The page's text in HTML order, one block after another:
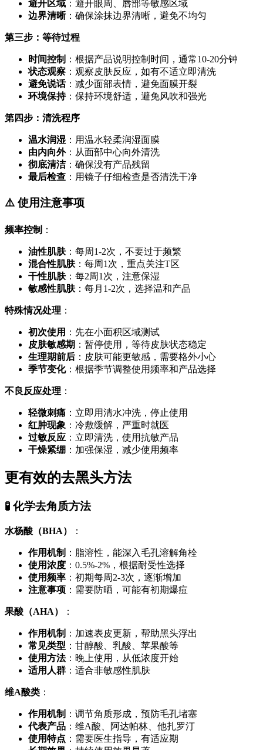
避开区域 ：避开眼周、唇部等敏感区域
边界清晰：确保涂抹边界清晰，避免不均匀
第三步：等待过程
时间控制 ：根据产品说明控制时间，通常10-20分钟
状态观察 ：观察皮肤反应，如有不适立即清洗
避免说话：减少面部表情，避免面膜开裂
环境保持：保持环境舒适，避免风吹和强光
第四步：清洗程序
温水润湿 ：用温水轻柔润湿面膜
由内向外：从面部中心向外清洗
彻底清洁：确保没有产品残留
最后检查 ：用镜子仔细检查是否清洗干净
⚠️ 使用注意事项
频率控制 ：
油性肌肤：每周1-2次，不要过于频繁
混合性肌肤：每周1次，重点关注T区
干性肌肤：每2周1次，注意保湿
敏感性肌肤：每月1-2次，选择温和产品
特殊情况处理 ：
初次使用 ：先在小面积区域测试
皮肤敏感期 ：暂停使用，等待皮肤状态稳定
生理期前后 ：皮肤可能更敏感，需要格外小心
季节变化：根据季节调整使用频率和产品选择
不良反应处理 ：
轻微刺痛 ：立即用清水冲洗，停止使用
红肿现象 ：冷敷缓解，严重时就医
过敏反应 ：立即清洗，使用抗敏产品
干燥紧绷 ：加强保湿，减少使用频率
更有效的去黑头方法
🧪 化学去角质方法
水杨酸（BHA） ：
作用机制 ：脂溶性，能深入毛孔溶解角栓
使用浓度 ：0.5%-2%，根据耐受性选择
使用频率 ：初期每周2-3次，逐渐增加
注意事项 ：需要防晒，可能有初期爆痘
果酸（AHA） ：
作用机制 ：加速表皮更新，帮助黑头浮出
常见类型 ：甘醇酸、乳酸、苹果酸等
使用方法：晚上使用，从低浓度开始
适用人群 ：适合非敏感性肌肤
维A酸类 ：
作用机制 ：调节角质形成，预防毛孔堵塞
代表产品 ：维A酸、阿达帕林、他扎罗汀
使用特点 ：需要医生指导，有适应期